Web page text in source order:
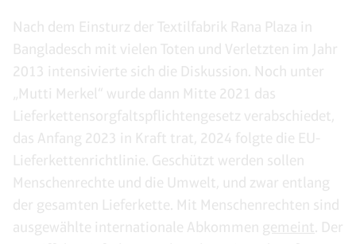
Nach dem Einsturz der Textilfabrik Rana Plaza in
Bangladesch mit vielen Toten und Verletzten im Jahr
2013 intensivierte sich die Diskussion. Noch unter
„Mutti Merkel“ wurde dann Mitte 2021 das
Lieferkettensorgfaltspflichtengesetz verabschiedet,
das Anfang 2023 in Kraft trat, 2024 folgte die EU-
Lieferkettenrichtlinie. Geschützt werden sollen
Menschenrechte und die Umwelt, und zwar entlang
der gesamten Lieferkette. Mit Menschenrechten sind
ausgewählte internationale Abkommen gemeint
. Der